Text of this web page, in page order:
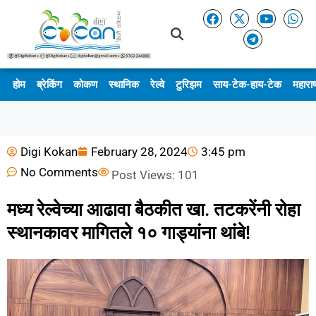
होम ब्रेकिंग कोकण स्थानिक रेल्वे टुरिझम साय-टेक-हाय-टेक
Digi Kokan February 28, 2024
3:45 pm
No Comments
Post Views: 101
मध्य रेल्वेच्या आढावा बैठकीत खा. तटकरेंनी रोहा
स्थानकावर मागितले १० गाड्यांना थांबे!